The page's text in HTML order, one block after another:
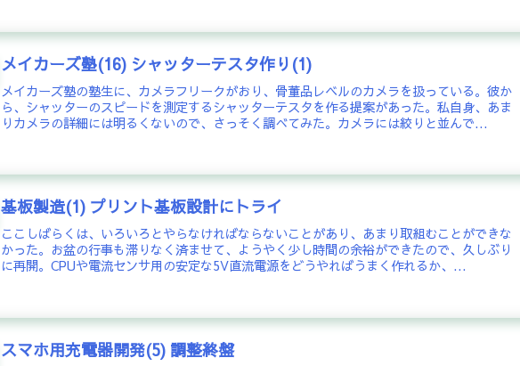
メイカーズ塾(16) シャッターテスタ作り(1)
メイカーズ塾の塾生に、カメラフリークがおり、骨董品レベルのカメラを扱っている。彼か
ら、シャッターのスピードを測定するシャッターテスタを作る提案があった。私自身、あま
りカメラの詳細には明るくないので、さっそく調べてみた。カメラには絞りと並んで...
基板製造(1) プリント基板設計にトライ
ここしばらくは、いろいろとやらなければならないことがあり、あまり取組むことができな
かった。お盆の行事も滞りなく済ませて、ようやく少し時間の余裕ができたので、久しぶり
に再開。CPUや電流センサ用の安定な5V直流電源をどうやればうまく作れるか、...
スマホ用充電器開発(5) 調整終盤